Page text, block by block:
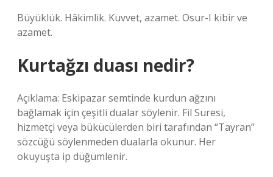
Büyüklük. Hâkimlik. Kuvvet, azamet. Osur-I kibir ve
azamet.
Kurtağzı duası nedir?
Açıklama: Eskipazar semtinde kurdun ağzını
bağlamak için çeşitli dualar söylenir. Fil Suresi,
hizmetçi veya bükücülerden biri tarafından “Tayran”
sözcüğü söylenmeden dualarla okunur. Her
okuyuşta ip düğümlenir.